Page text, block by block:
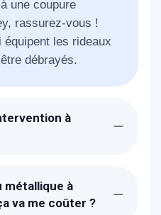
une coupure
rassurez-vous !
équipent les rideaux
débrayés.
à
min pour vous
métallique à
va me coûter ?